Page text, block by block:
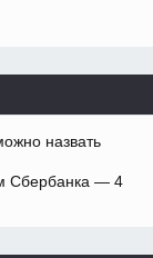
назвать
Сбербанка — 4